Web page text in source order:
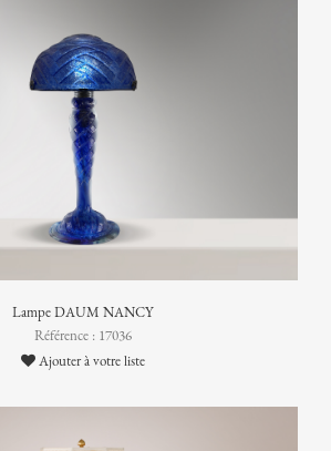
Lampe DAUM NANCY
Référence : 17036
Ajouter à votre liste